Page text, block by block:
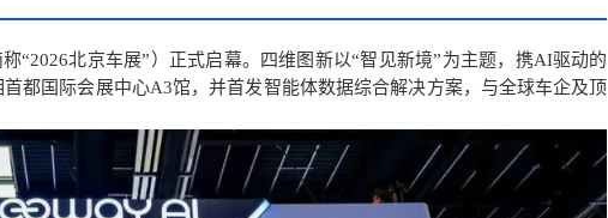
“2026北京车展”）正式启幕。四维图新以“智见新境”为主题，携AI驱动的
都国际会展中心A3馆，并首发智能体数据综合解决方案，与全球车企及顶